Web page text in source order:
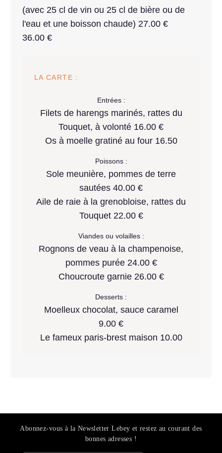
(avec 25 cl de vin ou 25 cl de bière ou de
l'eau et une boisson chaude) 27.00 €
36.00 €
LA CARTE :
Entrées :
Filets de harengs marinés, rattes du
Touquet, à volonté 16.00 €
Os à moelle gratiné au four 16.50
Poissons :
Sole meunière, pommes de terre
sautées 40.00 €
Aile de raie à la grenobloise, rattes du
Touquet 22.00 €
Viandes ou volailles :
Rognons de veau à la champenoise,
pommes purée 24.00 €
Choucroute garnie 26.00 €
Desserts :
Moelleux chocolat, sauce caramel
9.00 €
Le fameux paris-brest maison 10.00
Abonnez-vous à la Newsletter Lebey et restez au courant des
bonnes adresses !